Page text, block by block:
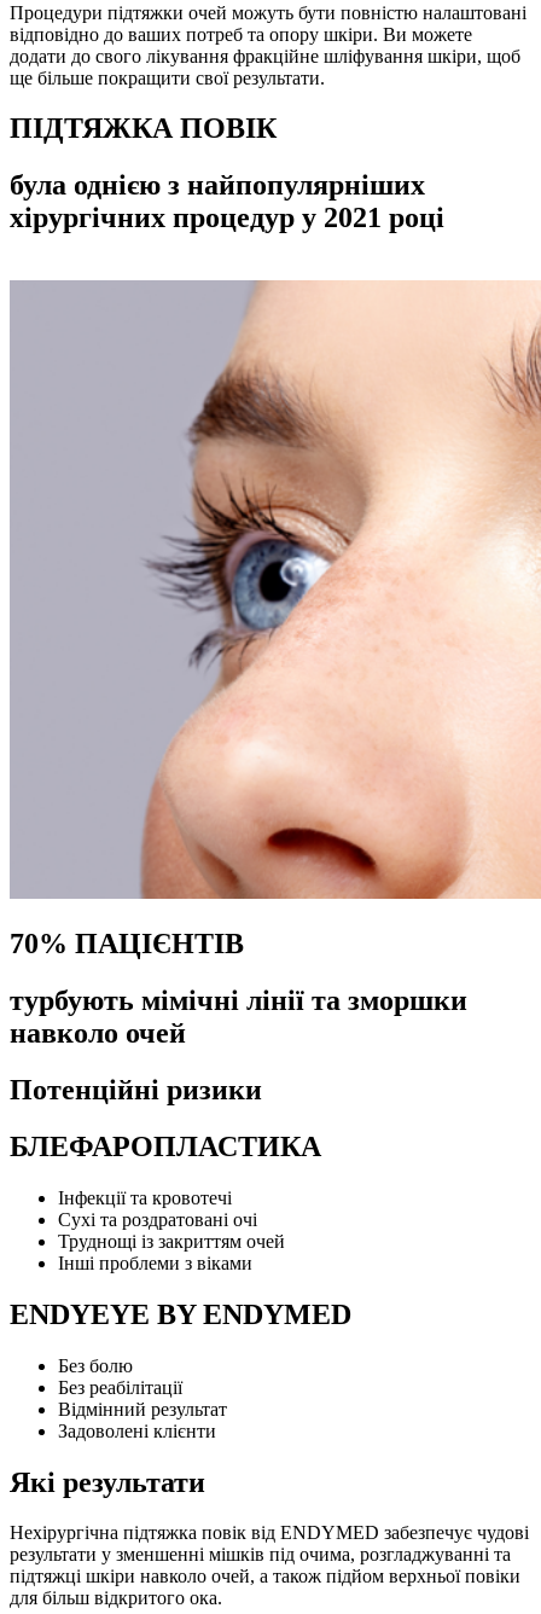
Процедури підтяжки очей можуть бути повністю налаштовані
відповідно до ваших потреб та опору шкіри. Ви можете
додати до свого лікування фракційне шліфування шкіри, щоб
ще більше покращити свої результати.
ПІДТЯЖКА ПОВІК
була однією з найпопулярніших
хірургічних процедур у 2021 році
70% ПАЦІЄНТІВ
турбують мімічні лінії та зморшки
навколо очей
Потенційні ризики
БЛЕФАРОПЛАСТИКА
Інфекції та кровотечі
Сухі та роздратовані очі
Труднощі із закриттям очей
Інші проблеми з віками
ENDYEYE BY ENDYMED
Без болю
Без реабілітації
Відмінний результат
Задоволені клієнти
Які результати
Нехірургічна підтяжка повік від ENDYMED забезпечує чудові
результати у зменшенні мішків під очима, розгладжуванні та
підтяжці шкіри навколо очей, а також підйом верхньої повіки
для більш відкритого ока.